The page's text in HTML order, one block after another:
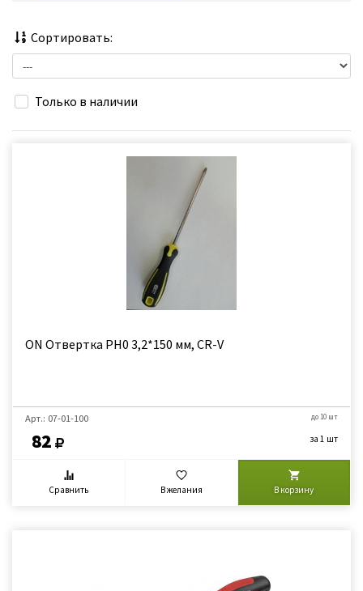
Сортировать:
Только в наличии
ON Отвертка РН0 3,2*150 мм, CR-V
Арт.: 07-01-100
82
до 10 шт
за 1 шт
Сравнить В желания В корзину